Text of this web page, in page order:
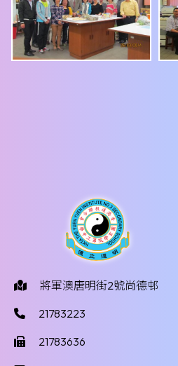
將軍澳唐明街2號尚德邨
21783223
21783636